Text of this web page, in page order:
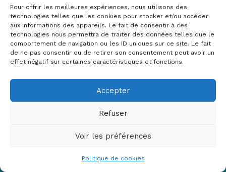
Pour offrir les meilleures expériences, nous utilisons des
technologies telles que les cookies pour stocker et/ou accéder
aux informations des appareils. Le fait de consentir à ces
technologies nous permettra de traiter des données telles que le
comportement de navigation ou les ID uniques sur ce site. Le fait
de ne pas consentir ou de retirer son consentement peut avoir un
effet négatif sur certaines caractéristiques et fonctions.
Accepter
Refuser
Voir les préférences
Politique de cookies
✉ contact@crige-paca.org
Mentions légales
RGPD
Copyright © 2026 Crige PACA